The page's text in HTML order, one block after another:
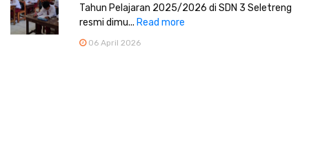
Tahun Pelajaran 2025/2026 di SDN 3 Seletreng
resmi dimu... Read more
06 April 2026